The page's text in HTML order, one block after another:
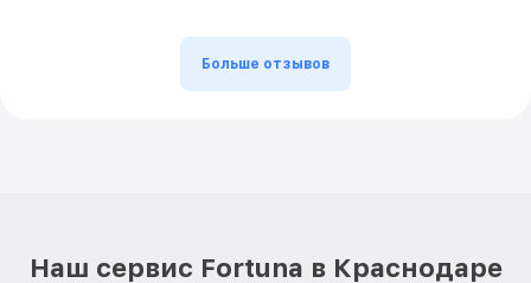
Больше отзывов
Наш сервис Fortuna в Краснодаре